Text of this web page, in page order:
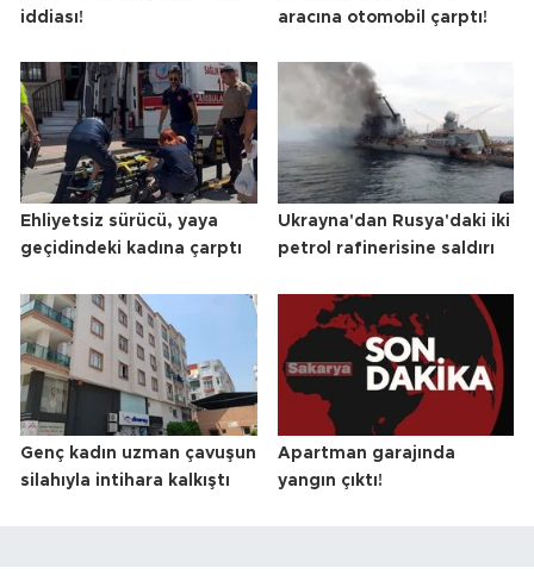
iddiası!
aracına otomobil çarptı!
Ehliyetsiz sürücü, yaya
geçidindeki kadına çarptı
Ukrayna'dan Rusya'daki iki
petrol rafinerisine saldırı
Genç kadın uzman çavuşun
silahıyla intihara kalkıştı
Apartman garajında
yangın çıktı!